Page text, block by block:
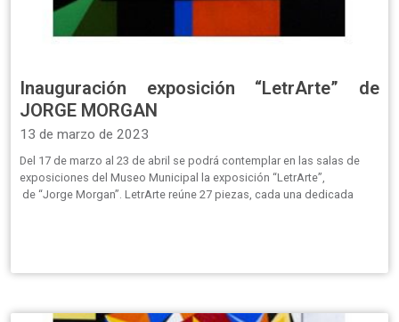
Inauguración exposición “LetrArte” de
JORGE MORGAN
13 de marzo de 2023
Del 17 de marzo al 23 de abril se podrá contemplar en las salas de
exposiciones del Museo Municipal la exposición “LetrArte”,
de “Jorge Morgan”. LetrArte reúne 27 piezas, cada una dedicada